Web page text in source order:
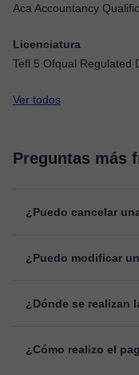
Aca Accountancy
Licenciatura
Tefl 5 Ofqual Regulated
Ver todos
Preguntas más
¿Puedo cancelar
antes de la clase,
¿Puedo modificar
cambiar la hora o el día
¿Dónde se realizan
desarrollada para el
¿Cómo realizo el